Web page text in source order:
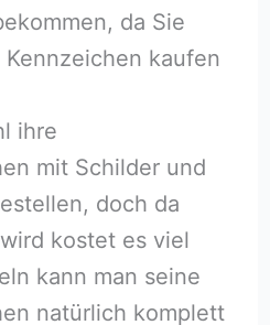
da Sie
kaufen
ihre
mit Schilder und
doch da
kostet es viel
kann man seine
natürlich komplett